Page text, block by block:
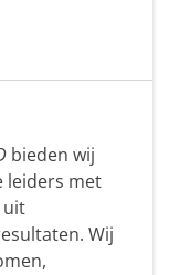
bieden wij
leiders met
uit
Wij